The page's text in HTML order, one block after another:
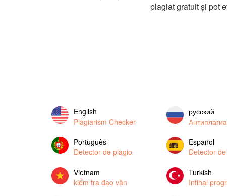
plagiat gratuit și pot
English
Plagiarism Checker
русский
Português
Detector de plagio
Español
Detector
Vietnam
kiểm tra đạo văn
Turkish
Intihal